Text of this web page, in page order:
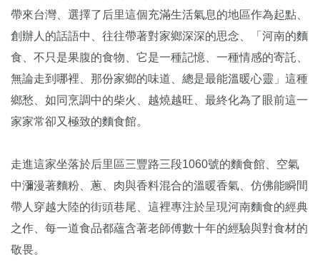
帶來台灣、選擇了后里這個充滿生活氣息的地區作為起點、
創辦人的話語中、往往帶著對家鄉深深的思念、「河南的麵
食、不只是果腹的食物、它是一種記憶、一種情感的寄託、
無論走到哪裡、那份家鄉的味道、總是最能溫暖心靈」這種
鄉愁、如同烹調中的柴火、越燒越旺、最終化為了眼前這一
家家常卻又極致的麵食館。
走進這家坐落於后里區三豐路三段1060號的麵食館、空氣
中瀰漫著麵粉、蔥、肉與香料混合的溫暖香氣、仿佛能瞬間
帶人穿越大陸的街頭巷尾、這裡專注於呈現河南麵食的經典
之作、每一道食品都蘊含著老師傅數十年的經驗與對食材的
敬畏。